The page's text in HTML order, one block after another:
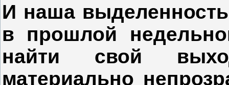
И наша выделенность
в прошлой
найти свой
материально